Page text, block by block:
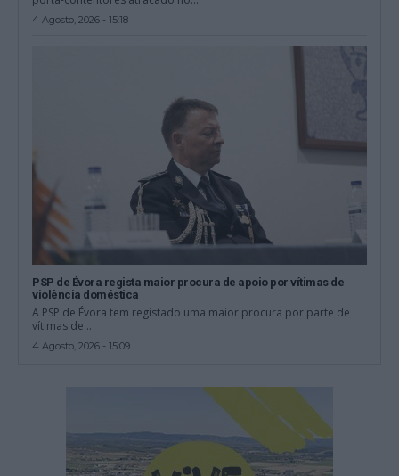
4 Agosto, 2026 - 15:18
PSP de Évora regista maior procura de apoio por vítimas de
violência doméstica
A PSP de Évora tem registado uma maior procura por parte de
vítimas de...
4 Agosto, 2026 - 15:09